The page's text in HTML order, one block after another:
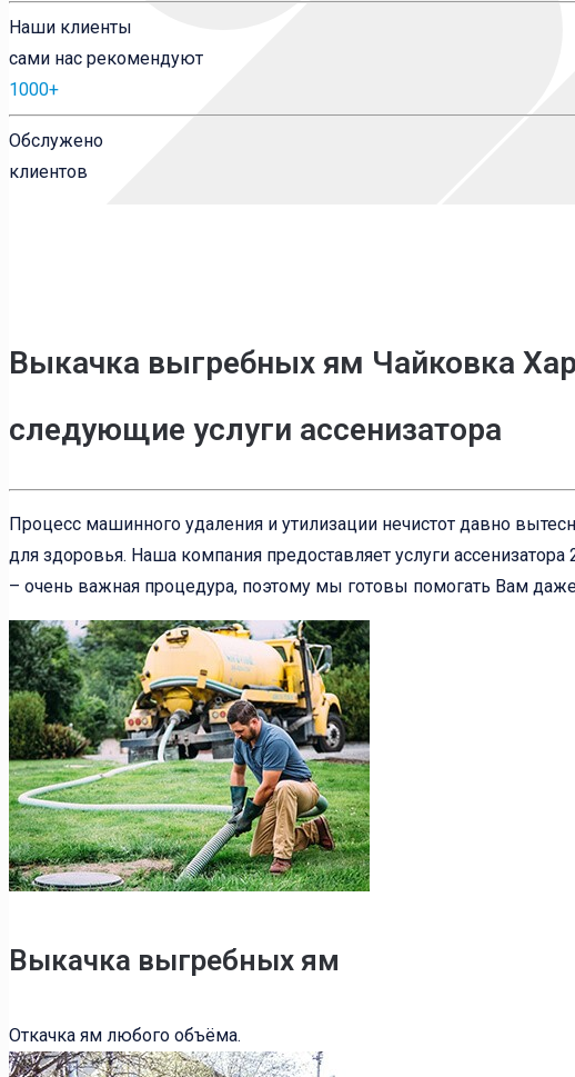
Наши клиенты
сами нас рекомендуют
1000+
Обслужено
клиентов
Выкачка выгребных ям Чайковка
следующие услуги ассенизатора
Процесс машинного удаления и утилизации нечистот давно
для здоровья. Наша компания предоставляет услуги
– очень важная процедура, поэтому мы готовы помогать Вам
Выкачка выгребных ям
Откачка ям любого объёма.